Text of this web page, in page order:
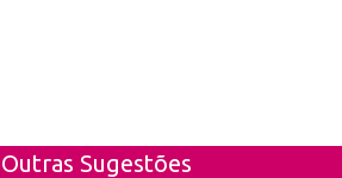
Outras Sugestões